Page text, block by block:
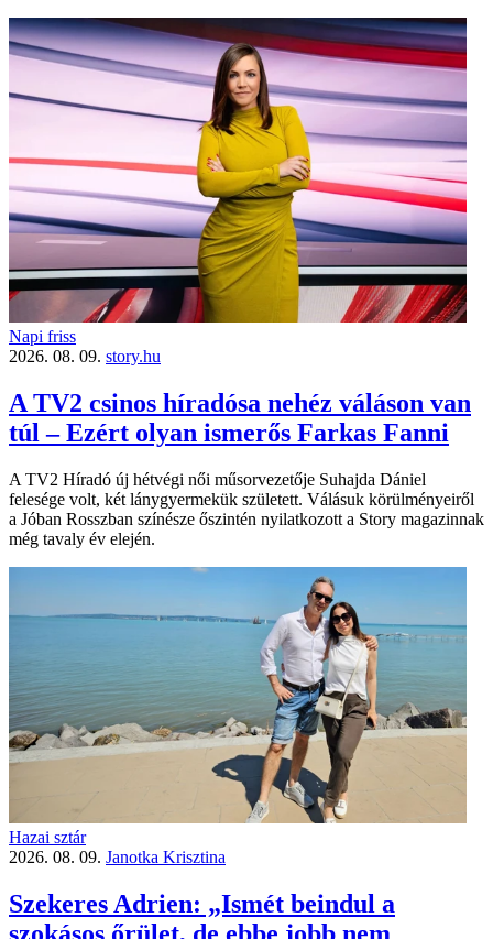
Napi friss
2026. 08. 09. story.hu
A TV2 csinos híradósa nehéz váláson van
túl – Ezért olyan ismerős Farkas Fanni
A TV2 Híradó új hétvégi női műsorvezetője Suhajda Dániel
felesége volt, két lánygyermekük született. Válásuk körülményeiről
a Jóban Rosszban színésze őszintén nyilatkozott a Story magazinnak
még tavaly év elején.
Hazai sztár
2026. 08. 09. Janotka Krisztina
Szekeres Adrien: „Ismét beindul a